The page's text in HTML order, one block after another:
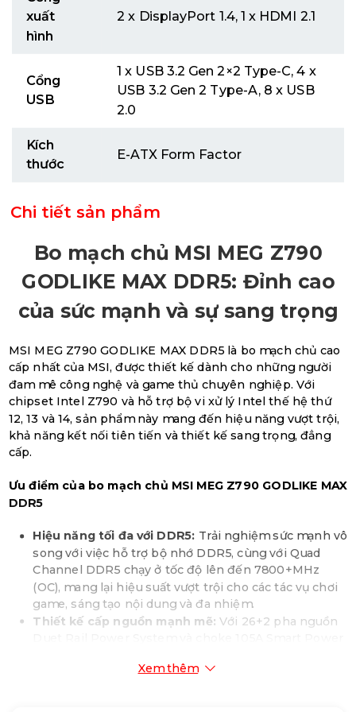
xuất
hình
2 x DisplayPort 1.4, 1 x HDMI 2.1
Cổng
USB
1 x USB 3.2 Gen 2×2 Type-C, 4 x
USB 3.2 Gen 2 Type-A, 8 x USB
2.0
Kích
thước
E-ATX Form Factor
Chi tiết sản phẩm
Bo mạch chủ MSI MEG Z790
GODLIKE MAX DDR5: Đỉnh cao
của sức mạnh và sự sang trọng
MSI MEG Z790 GODLIKE MAX DDR5 là bo mạch chủ cao
cấp nhất của MSI, được thiết kế dành cho những người
đam mê công nghệ và game thủ chuyên nghiệp. Với
chipset Intel Z790 và hỗ trợ bộ vi xử lý Intel thế hệ thứ
12, 13 và 14, sản phẩm này mang đến hiệu năng vượt trội,
khả năng kết nối tiên tiến và thiết kế sang trọng, đẳng
cấp.
Ưu điểm của bo mạch chủ MSI MEG Z790 GODLIKE MAX
DDR5
Hiệu năng tối đa với DDR5: Trải nghiệm sức mạnh vô
song với việc hỗ trợ bộ nhớ DDR5, cùng với Quad
Channel DDR5 chạy ở tốc độ lên đến 7800+MHz
(OC), mang lại hiệu suất vượt trội cho các tác vụ chơi
game, sáng tạo nội dung và đa nhiệm.
Thiết kế cấp nguồn mạnh mẽ: Với 26+2 pha nguồn
định và đáng tin cậy cho bộ vi xử lý, đảm bảo hiệu
Xem thêm